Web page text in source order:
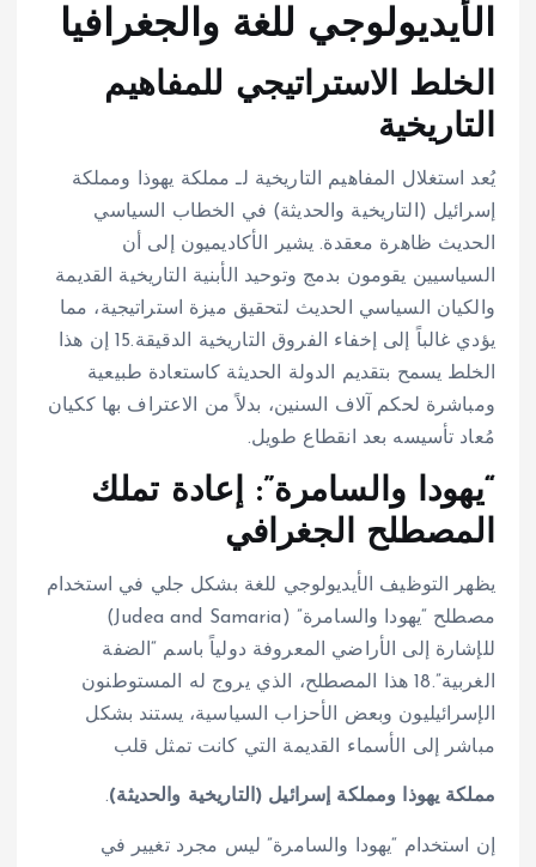
الأيديولوجي للغة والجغرافيا
الخلط الاستراتيجي للمفاهيم
التاريخية
يُعد استغلال المفاهيم التاريخية لـ مملكة يهوذا ومملكة
إسرائيل (التاريخية والحديثة) في الخطاب السياسي
الحديث ظاهرة معقدة. يشير الأكاديميون إلى أن
السياسيين يقومون بدمج وتوحيد الأبنية التاريخية القديمة
والكيان السياسي الحديث لتحقيق ميزة استراتيجية، مما
يؤدي غالباً إلى إخفاء الفروق التاريخية الدقيقة.15 إن هذا
الخلط يسمح بتقديم الدولة الحديثة كاستعادة طبيعية
ومباشرة لحكم آلاف السنين، بدلاً من الاعتراف بها ككيان
مُعاد تأسيسه بعد انقطاع طويل.
“يهودا والسامرة”: إعادة تملك
المصطلح الجغرافي
يظهر التوظيف الأيديولوجي للغة بشكل جلي في استخدام
مصطلح “يهودا والسامرة” (Judea and Samaria)
للإشارة إلى الأراضي المعروفة دولياً باسم “الضفة
الغربية”.18 هذا المصطلح، الذي يروج له المستوطنون
الإسرائيليون وبعض الأحزاب السياسية، يستند بشكل
مباشر إلى الأسماء القديمة التي كانت تمثل قلب
مملكة يهوذا ومملكة إسرائيل (التاريخية والحديثة).
إن استخدام “يهودا والسامرة” ليس مجرد تغيير في